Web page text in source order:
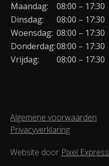
Duurzaamheid
Werken bij
Contact
Maandag:
08:00 – 17:30
Dinsdag:
08:00 – 17:30
Woensdag: 08:00 – 17:30
Donderdag:08:00 – 17:30
Vrijdag:
08:00 – 17:30
Algemene voorwaarden
Privacyverklaring
Website door Pixel Express